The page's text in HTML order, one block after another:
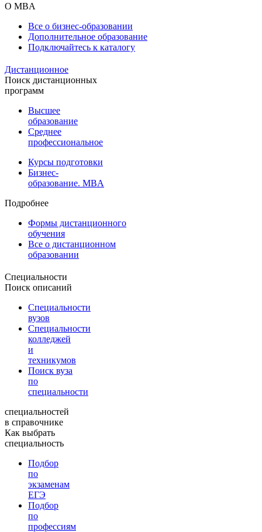
О MBA
Все о бизнес-образовании
Дополнительное образование
Подключайтесь к каталогу
Дистанционное
Поиск дистанционных
программ
Высшее
образование
Среднее
профессиональное
Курсы подготовки
Бизнес-
образование. MBA
Подробнее
Формы дистанционного
обучения
Все о дистанционном
образовании
Специальности
Поиск описаний
Специальности
вузов
Специальности
колледжей
и
техникумов
Поиск вуза
по
специальности
специальностей
в справочнике
Как выбрать
специальность
Подбор
по
экзаменам
ЕГЭ
Подбор
по
профессиям